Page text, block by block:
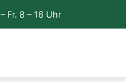
Fr. 8 – 16 Uhr